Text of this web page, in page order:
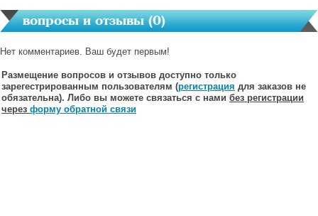
вопросы и отзывы (0)
Нет комментариев. Ваш будет первым!
Размещение вопросов и отзывов доступно только
зарегестрированным пользователям (регистрация для заказов не
обязательна). Либо вы можете связаться с нами без регистрации
через форму обратной связи